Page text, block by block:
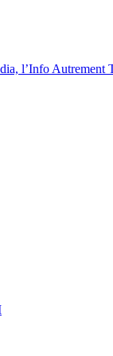
l’Info Autrement